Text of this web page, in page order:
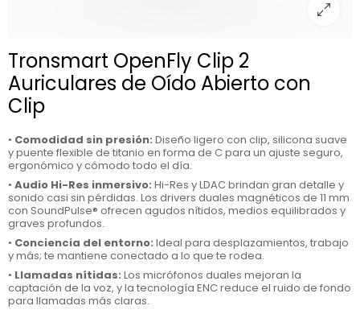
Tronsmart OpenFly Clip 2
Auriculares de Oído Abierto con
Clip
• Comodidad sin presión: Diseño ligero con clip, silicona suave
y puente flexible de titanio en forma de C para un ajuste seguro,
ergonómico y cómodo todo el día.
• Audio Hi-Res inmersivo: Hi-Res y LDAC brindan gran detalle y
sonido casi sin pérdidas. Los drivers duales magnéticos de 11 mm
con SoundPulse® ofrecen agudos nítidos, medios equilibrados y
graves profundos.
• Conciencia del entorno: Ideal para desplazamientos, trabajo
y más; te mantiene conectado a lo que te rodea.
• Llamadas nítidas: Los micrófonos duales mejoran la
captación de la voz, y la tecnología ENC reduce el ruido de fondo
para llamadas más claras.